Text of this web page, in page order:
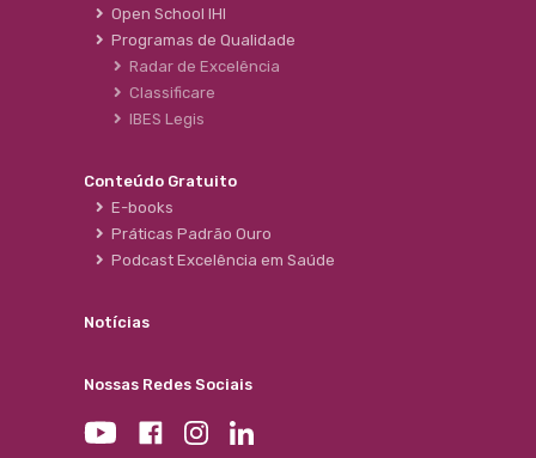
Open School IHI
Programas de Qualidade
Radar de Excelência
Classificare
IBES Legis
Conteúdo Gratuito
E-books
Práticas Padrão Ouro
Podcast Excelência em Saúde
Notícias
Nossas Redes Sociais